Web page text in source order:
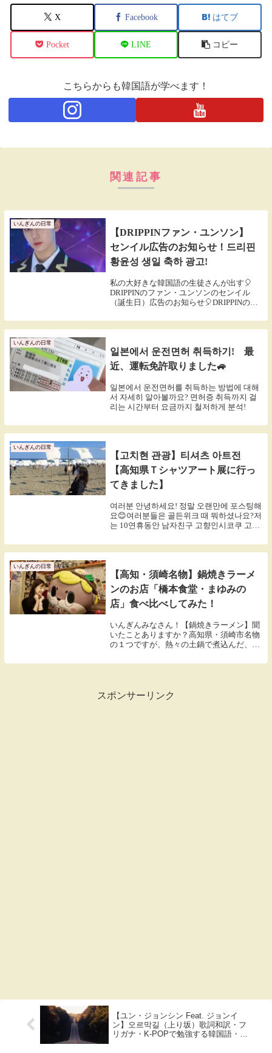
X Facebook はてブ
Pocket LINE コピー
こちらからも韓国語が学べます！
関連記事
いんぎんの日常
【DRIPPINファン・ユンソン】
センイル広告のお知らせ！드리핀
황윤성 생일 축하 광고!
私の大好きな韓国語の生徒さんが出す🎈
DRIPPINのファン・ユンソンのセンイル
（誕生日）広告のお知らせ🎈DRIPPINのメ
をお祝いするために韓国のソウルにあるバ
ス停（ソンミンヤクスト）に10月7日から...
いんぎんの日常
일본에서 운전면허 취득하기! 最
近、運転免許取りました🚙
일본에서 운전면허를 취득하는 방법에 대해
서 자세히 알아볼까요? 면허증 취득까지 걸
리는 시간부터 요금까지 철저하게 분석!
いんぎんの日常
【고치현 관광】티셔츠 아트전
【高知県Ｔシャツアート展に行っ
てきました】
여러분 안녕하세요! 정말 오랜만에 포스팅해
요😊여러분들은 골든위크 때 뭐하셨나요?저
는 10연휴동안 남자친구 고향인시코쿠 고치
좋아해서 지금까지 10번 이상 다녀왔지만,,,
이번에는...
いんぎんの日常
【高知・須崎名物】鍋焼きラーメ
ンのお店「橋本食堂・まゆみの
店」食べ比べしてみた！
いんぎんみなさん！【鍋焼きラーメン】聞
いたことありますか？高知県・須崎市名物
の１つですが、熱々の土鍋で煮込んだ、鶏
的あっさりしていて、地元で半世紀以上愛
スポンサーリンク
【ユン・ジョンシン Feat. ジョンイ
ン】오르막길（上り坂）歌詞和訳・フ
リガナ・K-POPで勉強する韓国語・가